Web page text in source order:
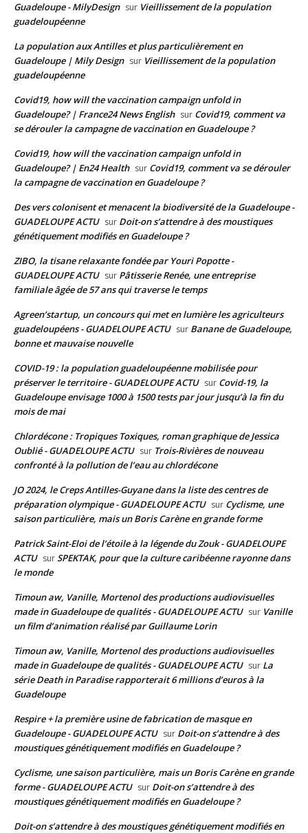
Guadeloupe - MilyDesign sur Vieillissement de la population
guadeloupéenne
La population aux Antilles et plus particulièrement en
Guadeloupe | Mily Design sur Vieillissement de la population
guadeloupéenne
Covid19, how will the vaccination campaign unfold in
Guadeloupe? | France24 News English sur Covid19, comment va
se dérouler la campagne de vaccination en Guadeloupe ?
Covid19, how will the vaccination campaign unfold in
Guadeloupe? | En24 Health sur Covid19, comment va se dérouler
la campagne de vaccination en Guadeloupe ?
Des vers colonisent et menacent la biodiversité de la Guadeloupe -
GUADELOUPE ACTU sur Doit-on s’attendre à des moustiques
génétiquement modifiés en Guadeloupe ?
ZIBO, la tisane relaxante fondée par Youri Popotte -
GUADELOUPE ACTU sur Pâtisserie Renée, une entreprise
familiale âgée de 57 ans qui traverse le temps
Agreen’startup, un concours qui met en lumière les agriculteurs
guadeloupéens - GUADELOUPE ACTU sur Banane de Guadeloupe,
bonne et mauvaise nouvelle
COVID-19 : la population guadeloupéenne mobilisée pour
préserver le territoire - GUADELOUPE ACTU sur Covid-19, la
Guadeloupe envisage 1000 à 1500 tests par jour jusqu’à la fin du
mois de mai
Chlordécone : Tropiques Toxiques, roman graphique de Jessica
Oublié - GUADELOUPE ACTU sur Trois-Rivières de nouveau
confronté à la pollution de l’eau au chlordécone
JO 2024, le Creps Antilles-Guyane dans la liste des centres de
préparation olympique - GUADELOUPE ACTU sur Cyclisme, une
saison particulière, mais un Boris Carène en grande forme
Patrick Saint-Eloi de l’étoile à la légende du Zouk - GUADELOUPE
ACTU surSPEKTAK, pour que la culture caribéenne rayonne dans
le monde
Timoun aw, Vanille, Mortenol des productions audiovisuelles
made in Guadeloupe de qualités - GUADELOUPE ACTU sur Vanille
un film d’animation réalisé par Guillaume Lorin
Timoun aw, Vanille, Mortenol des productions audiovisuelles
made in Guadeloupe de qualités - GUADELOUPE ACTU sur La
série Death in Paradise rapporterait 6 millions d’euros à la
Guadeloupe
Respire + la première usine de fabrication de masque en
Guadeloupe - GUADELOUPE ACTU sur Doit-on s’attendre à des
moustiques génétiquement modifiés en Guadeloupe ?
Cyclisme, une saison particulière, mais un Boris Carène en grande
forme - GUADELOUPE ACTU sur Doit-on s’attendre à des
moustiques génétiquement modifiés en Guadeloupe ?
Doit-on s’attendre à des moustiques génétiquement modifiés en